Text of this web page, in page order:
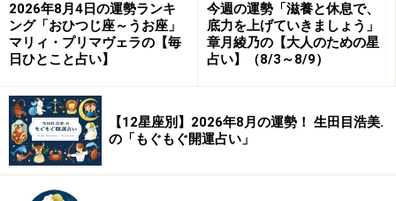
2026年8月4日の運勢ランキ
ング「おひつじ座～うお座」
マリィ・プリマヴェラの【毎
日ひとこと占い】
今週の運勢「滋養と休息で、
底力を上げていきましょう」
章月綾乃の【大人のための星
占い】（8/3～8/9）
【12星座別】2026年8月の運勢！ 生田目浩美.
の「もぐもぐ開運占い」